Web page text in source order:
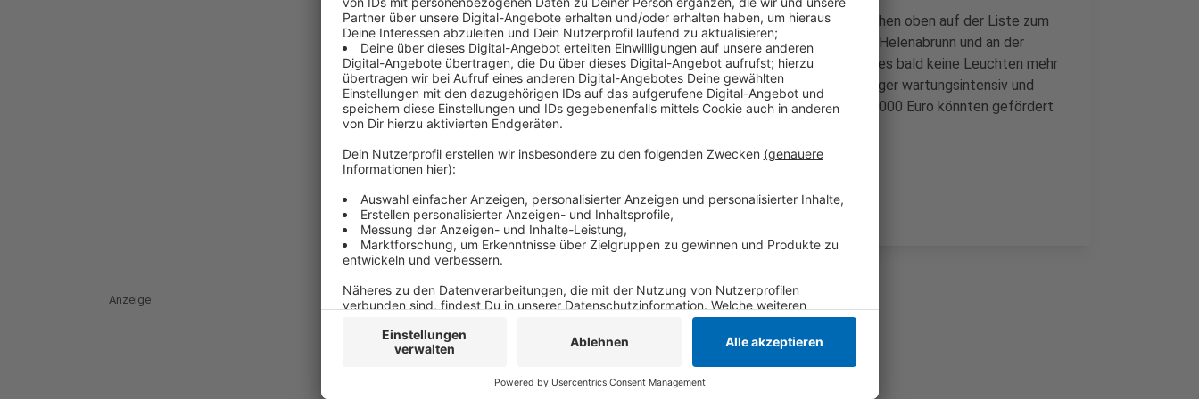
In der Vorlage zum Sportausschuss am Montagabend (26.02.) stehen oben auf der Liste zum
Beispiel einzelne Plätze am Hohen Busch, den Süchtelner Höhen, Helenabrunn und an der
Brandenburger Straße. Die Stadt geht außerdem davon aus, dass es bald keine Leuchten mehr
für die alten Masten gibt. Die LED-Masten seien langlebiger, weniger wartungsintensiv und
günstiger. Die Stadt rechnet mit Kosten von rund 40.000 Euro; 10.000 Euro könnten gefördert
werden.
Anzeige